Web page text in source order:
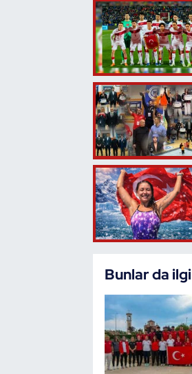
Bunlar da
Sualtı Sporları
Vücut Geliştirme Fitness
Wushu Kungfu